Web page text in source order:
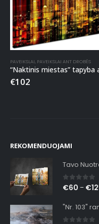
PAVEIKSLAI, PAVEIKSLAI ANT DROBĖS
€102
REKOMENDUOJAMI
Tavo
0out of
€60 – €
"Nr. 103"